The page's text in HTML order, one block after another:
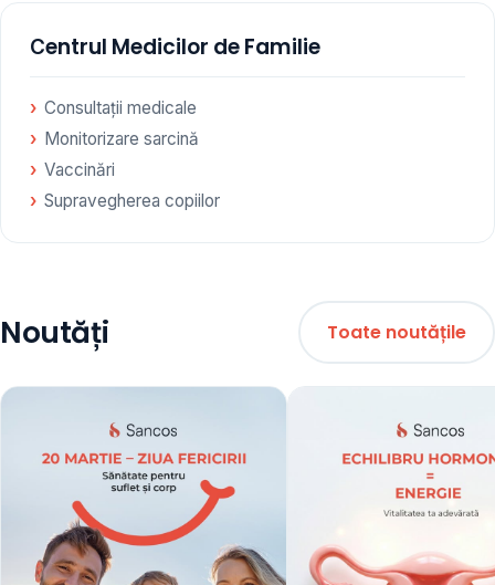
Сentrul Medicilor de Familie
Consultații medicale
Monitorizare sarcină
Vaccinări
Supravegherea copiilor
Noutăți Toate noutățile